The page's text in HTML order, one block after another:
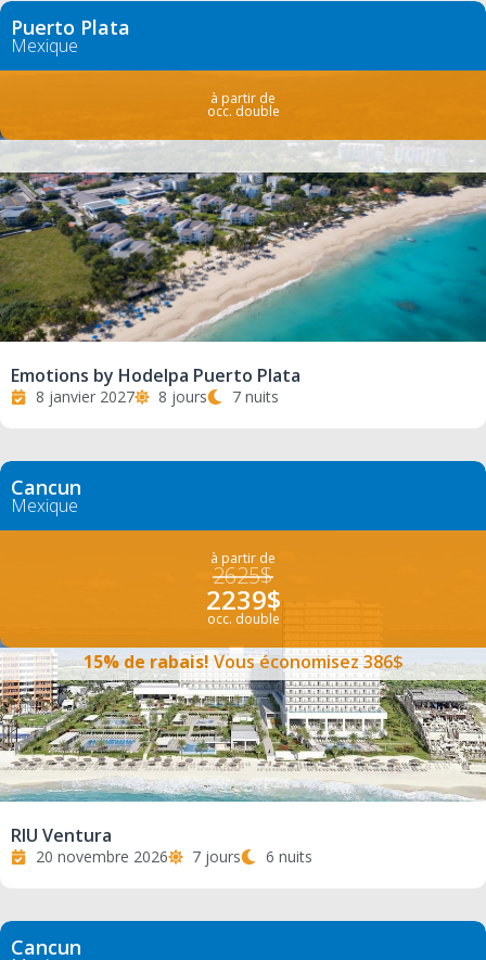
Puerto Plata
Mexique
à partir de
occ. double
Emotions by Hodelpa Puerto Plata
8 janvier 2027 8 jours 7 nuits
Cancun
Mexique
à partir de
2625$
2239$
occ. double
15% de rabais! Vous économisez 386$
RIU Ventura
20 novembre 2026 7 jours 6 nuits
Cancun